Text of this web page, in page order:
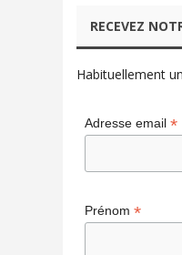
RECEVEZ
Habituellement
Adresse email *
Prénom *